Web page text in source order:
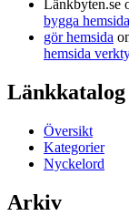
Länkbyten.se
bygga
gör hemsida
hemsida
Översikt
Kategorier
Nyckelord
Arkiv